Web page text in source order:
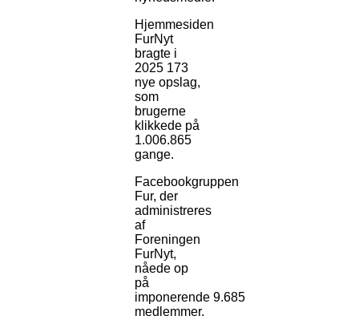
Hjemmesiden
FurNyt
bragte i
2025 173
nye opslag,
som
brugerne
klikkede på
1.006.865
gange.
Facebookgruppen
Fur, der
administreres
af
Foreningen
FurNyt,
nåede op
på
imponerende 9.685
medlemmer.